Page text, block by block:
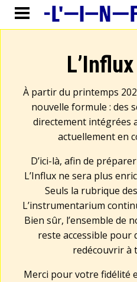
À partir du printemps
nouvelle formule : des
directement intégrées
actuellement en
D’ici-là, afin de
L’Influx ne sera plus
Seuls la rubrique
L’instrumentarium
Bien sûr, l’ensemble de
reste accessible pour
redécouvrir à
Merci pour votre fidélité